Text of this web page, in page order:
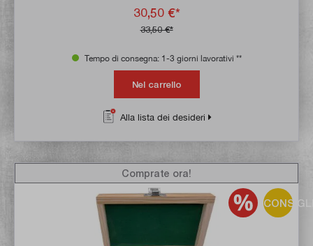
30,50 €*
33,50 €*
Tempo di consegna: 1-3 giorni lavorativi **
Nel carrello
Alla lista dei desideri
Comprate ora!